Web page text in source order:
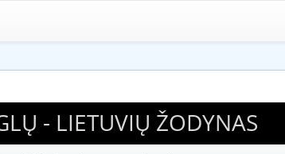
- LIETUVIŲ ŽODYNAS